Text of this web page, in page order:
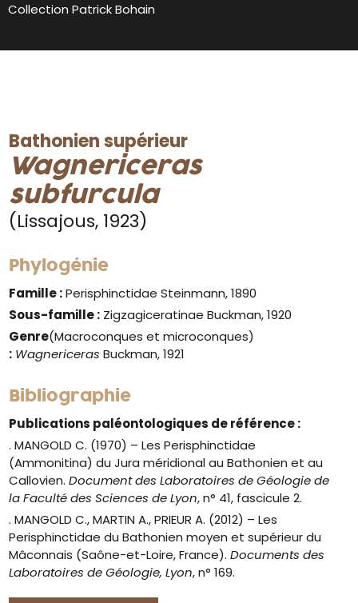
Collection Patrick Bohain
Bathonien supérieur
Wagnericeras
subfurcula
(Lissajous, 1923)
Phylogénie
Famille :Perisphinctidae Steinmann, 1890
Sous-famille : Zigzagiceratinae Buckman, 1920
Genre(Macroconques et microconques)
: Wagnericeras Buckman, 1921
Bibliographie
Publications paléontologiques de référence :
. MANGOLD C. (1970) – Les Perisphinctidae
(Ammonitina) du Jura méridional au Bathonien et au
Callovien.Document des Laboratoires de Géologie de
la Faculté des Sciences de Lyon, n° 41, fascicule 2.
. MANGOLD C., MARTIN A., PRIEUR A. (2012) – Les
Perisphinctidae du Bathonien moyen et supérieur du
Mâconnais (Saône-et-Loire, France).Documents des
Laboratoires de Géologie, Lyon, n° 169.